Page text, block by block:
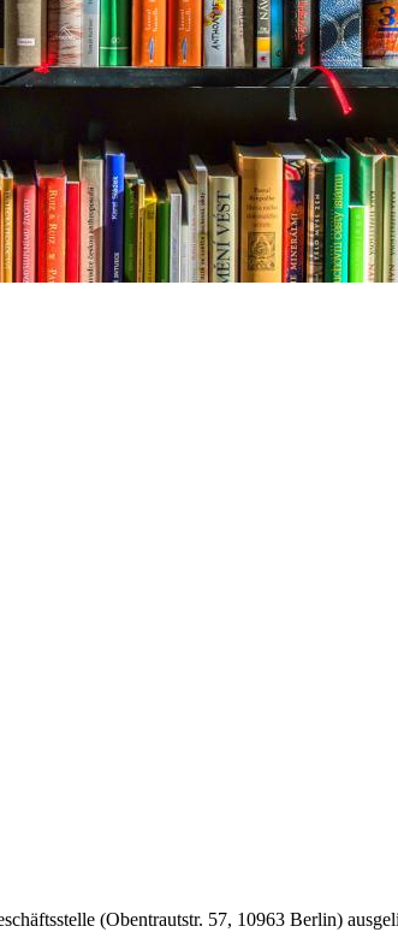
(Obentrautstr. 57, 10963 Berlin)